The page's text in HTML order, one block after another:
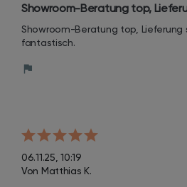
Showroom-Beratung top,
fantastisch.
Showroom-Beratung top, Lieferung
fantastisch.
06.11.25, 10:19
Von Matthias K.